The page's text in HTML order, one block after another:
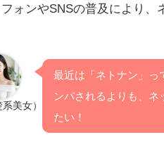
フォンやSNSの普及により
美女）
最近は「ネトナン」っ
ンパされるよりも、ネ
たい！